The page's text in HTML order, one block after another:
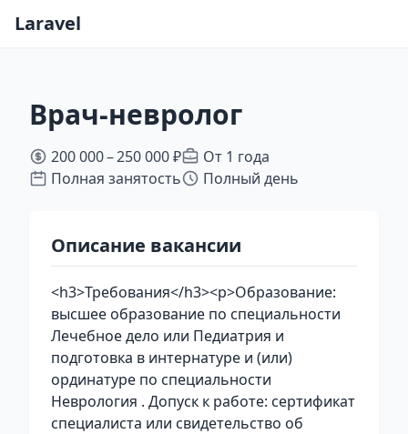
Laravel
Врач-невролог
200 000 – 250 000 ₽
От 1 года
Полная занятость
Полный день
Описание вакансии
<h3>Требования</h3><p>Образование:
высшее образование по специальности
Лечебное дело или Педиатрия и
подготовка в интернатуре и (или)
ординатуре по специальности
Неврология . Допуск к работе: сертификат
специалиста или свидетельство об